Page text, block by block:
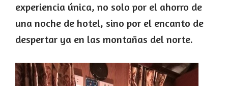
experiencia única, no solo por el ahorro de
una noche de hotel, sino por el encanto de
despertar ya en las montañas del norte.